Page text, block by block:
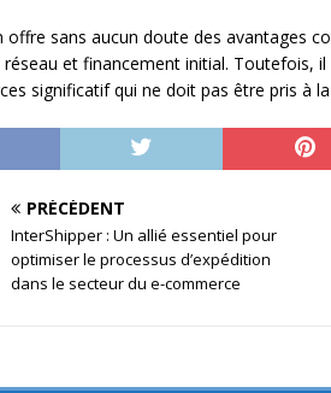
offre sans aucun doute des avantages
et financement initial. Toutefois, il
significatif qui ne doit pas être pris à
PRÉCÉDENT
InterShipper : Un allié essentiel pour
optimiser le processus d’expédition
dans le secteur du e-commerce